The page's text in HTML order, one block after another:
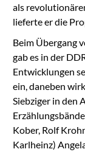
als
lieferte er die
Beim Übergang
gab es in der
Entwicklungen
ein, daneben
Siebziger in den
Kober, Rolf
Karlheinz)